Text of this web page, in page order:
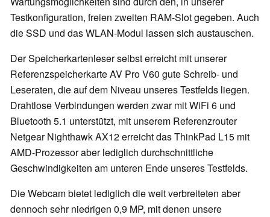
Testkonfiguration, freien zweiten RAM-Slot gegeben. Auch
die SSD und das WLAN-Modul lassen sich austauschen.
Der Speicherkartenleser selbst erreicht mit unserer
Referenzspeicherkarte AV Pro V60 gute Schreib- und
Leseraten, die auf dem Niveau unseres Testfelds liegen.
Drahtlose Verbindungen werden zwar mit WiFi 6 und
Bluetooth 5.1 unterstützt, mit unserem Referenzrouter
Netgear Nighthawk AX12 erreicht das ThinkPad L15 mit
AMD-Prozessor aber lediglich durchschnittliche
Geschwindigkeiten am unteren Ende unseres Testfelds.
Die Webcam bietet lediglich die weit verbreiteten aber
dennoch sehr niedrigen 0,9 MP, mit denen unsere